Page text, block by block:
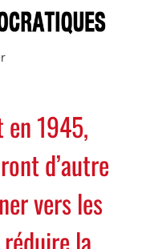
en 1945,
d’autre
vers les